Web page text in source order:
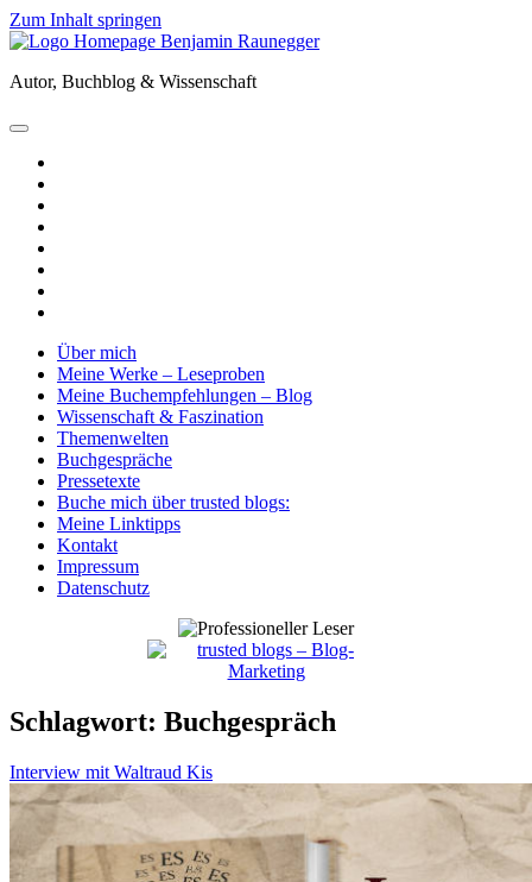
Zum Inhalt springen
Benjamin
Autor, Buchblog & Wissenschaft
open
menu
Über mich
Meine Werke – Leseproben
Meine Buchempfehlungen – Blog
Wissenschaft & Faszination
Themenwelten
Buchgespräche
Pressetexte
Buche mich über trusted blogs:
Meine Linktipps
Kontakt
Impressum
Datenschutz
Schlagwort: Buchgespräch
Interview mit Waltraud Kis